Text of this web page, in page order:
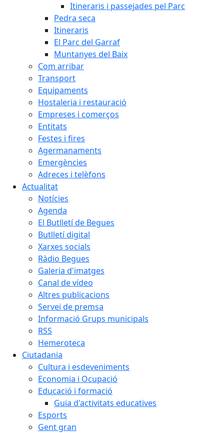
Itineraris i passejades pel Parc
Pedra seca
Itineraris
El Parc del Garraf
Muntanyes del Baix
Com arribar
Transport
Equipaments
Hostaleria i restauració
Empreses i comerços
Entitats
Festes i fires
Agermanaments
Emergències
Adreces i telèfons
Actualitat
Notícies
Agenda
El Butlletí de Begues
Butlletí digital
Xarxes socials
Ràdio Begues
Galeria d'imatges
Canal de vídeo
Altres publicacions
Servei de premsa
Informació Grups municipals
RSS
Hemeroteca
Ciutadania
Cultura i esdeveniments
Economia i Ocupació
Educació i formació
Guia d'activitats educatives
Esports
Gent gran